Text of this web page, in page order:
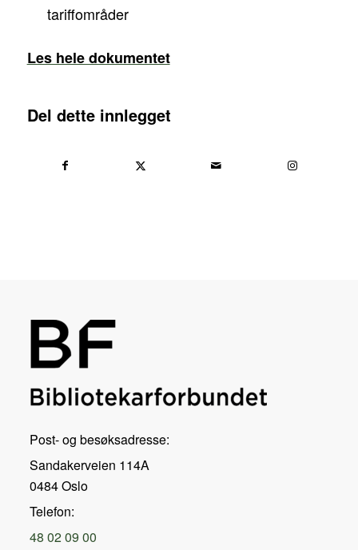
tariffområder
Les hele dokumentet
Del dette innlegget
Post- og besøksadresse:
Sandakerveien 114A
0484 Oslo
Telefon:
48 02 09 00